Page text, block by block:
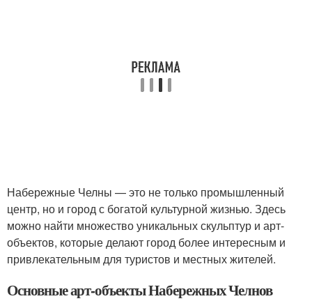
Набережные Челны — это не только промышленный
центр, но и город с богатой культурной жизнью. Здесь
можно найти множество уникальных скульптур и арт-
объектов, которые делают город более интересным и
привлекательным для туристов и местных жителей.
Основные арт-объекты Набережных Челнов